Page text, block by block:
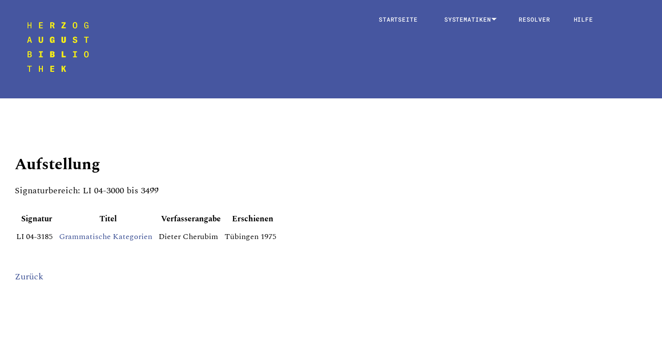
STARTSEITE SYSTEMATIKEN RESOLVER HILFE
Aufstellung
Signaturbereich: LI 04-3000 bis 3499
Signatur Titel Verfasserangabe
Erschienen
LI 04-3185 Grammatische Kategorien Dieter Cherubim Tübingen 1975
Zurück